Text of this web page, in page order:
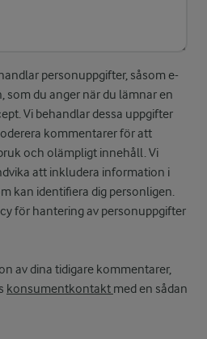
personuppgifter, såsom e-
som du anger när du lämnar en
Vi behandlar dessa uppgifter
kommentarer för att
och olämpligt innehåll. Vi
att inkludera information i
kan identifiera dig personligen.
för hantering av personuppgifter
av dina tidigare kommentarer,
konsumentkontakt med en sådan